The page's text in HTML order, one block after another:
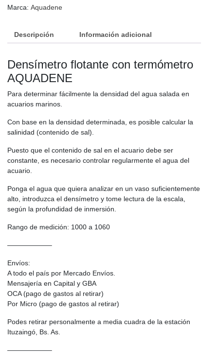
Marca: Aquadene
Descripción Información adicional
Densímetro flotante con termómetro
AQUADENE
Para determinar fácilmente la densidad del agua salada en
acuarios marinos.
Con base en la densidad determinada, es posible calcular la
salinidad (contenido de sal).
Puesto que el contenido de sal en el acuario debe ser
constante, es necesario controlar regularmente el agua del
acuario.
Ponga el agua que quiera analizar en un vaso suficientemente
alto, introduzca el densímetro y tome lectura de la escala,
según la profundidad de inmersión.
Rango de medición: 1000 a 1060
——————–
Envíos:
A todo el país por Mercado Envíos.
Mensajería en Capital y GBA
OCA (pago de gastos al retirar)
Por Micro (pago de gastos al retirar)
Podes retirar personalmente a media cuadra de la estación
Ituzaingó, Bs. As.
——————–